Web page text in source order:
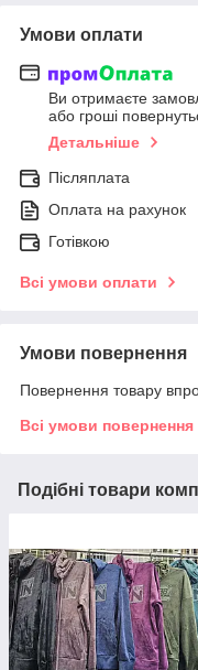
Умови оплати
Ви отримаєте
або гроші
Детальніше
Післяплата
Оплата на рахунок
Готівкою
Всі умови оплати
Умови повернення
Повернення товару
Всі умови повернення
Подібні товари